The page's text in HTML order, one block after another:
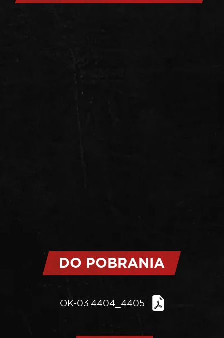
DO POBRANIA
OK-03.4404_4405